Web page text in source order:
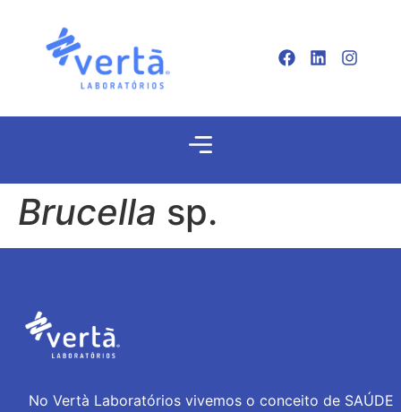
Brucella sp.
No Vertà Laboratórios vivemos o conceito de SAÚDE